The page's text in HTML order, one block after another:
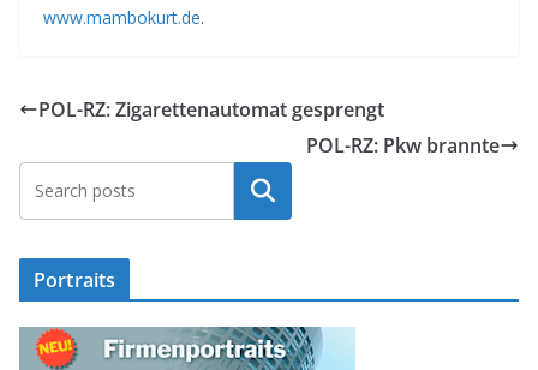
www.mambokurt.de.
POL-RZ: Zigarettenautomat gesprengt
POL-RZ: Pkw brannte
Suchen
Portraits